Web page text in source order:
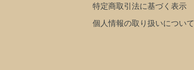
特定商取引法に基づく表示
個人情報の取り扱いについて